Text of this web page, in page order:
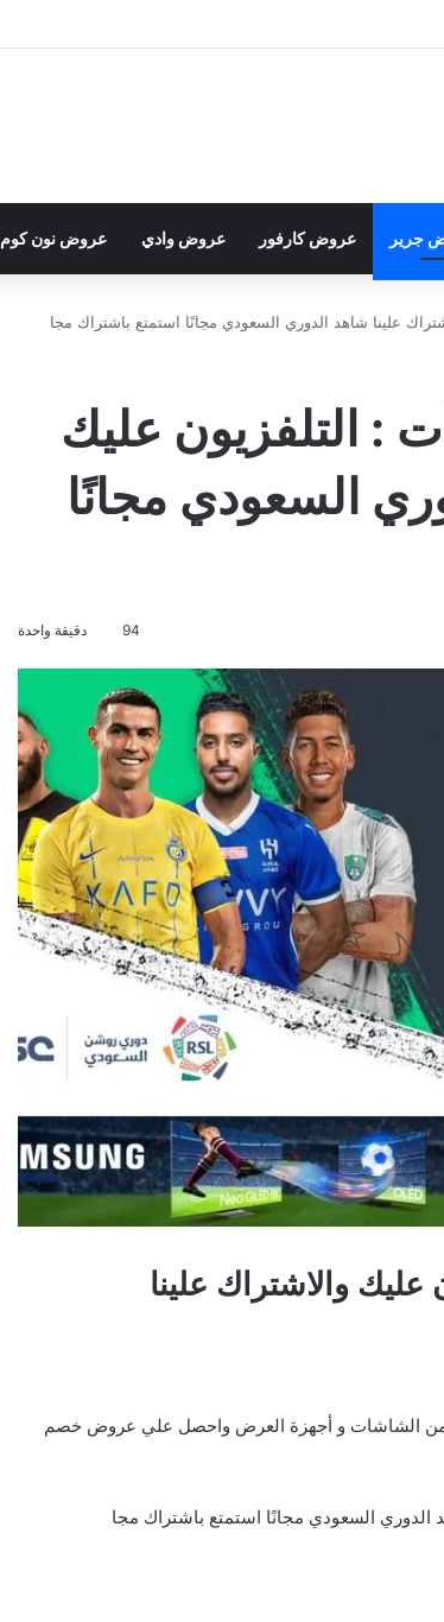
جرير عروض كارفور عروض وادي عروض نون كوم
علينا شاهد الدوري السعودي مجانًا استمتع باشتراك مجا
التلفزيون عليك
السعودي مجانًا
94 دقيقة واحدة
والاشتراك علينا
الشاشات و أجهزة العرض واحصل علي عروض خصم